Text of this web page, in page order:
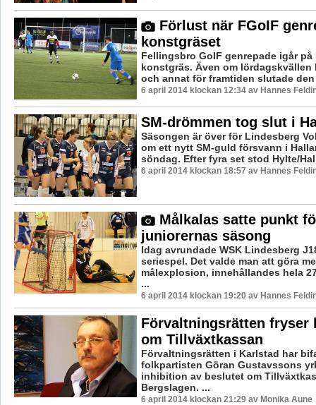
Förlust när FGoIF
konstgräset
Fellingsbro GoIF genrepade igår på
konstgräs. Även om lördagskvällen
och annat för framtiden slutade den
6 april 2014 klockan 12:34 av Hannes
SM-drömmen tog slut i
Säsongen är över för Lindesberg
om ett nytt SM-guld försvann i
söndag. Efter fyra set stod Hylte/
6 april 2014 klockan 18:57 av Hannes
Målkalas satte punkt
juniorernas säsong
Idag avrundade WSK Lindesberg
seriespel. Det valde man att göra
målexplosion, innehållandes hela
...
6 april 2014 klockan 19:20 av Hannes
Förvaltningsrätten fryser
om Tillväxtkassan
Förvaltningsrätten i Karlstad har
folkpartisten Göran Gustavssons
inhibition av beslutet om
Bergslagen. ...
6 april 2014 klockan 21:29 av Monika Aune